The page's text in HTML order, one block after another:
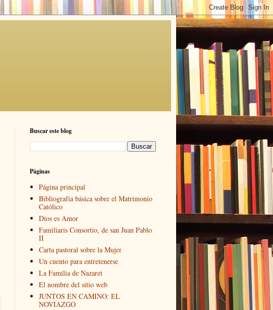
Buscar este blog
Páginas
Página principal
Bibliografía básica sobre el Matrimonio
Católico
Dios es Amor
Familiaris Consortio, de san Juan Pablo
II
Carta pastoral sobre la Mujer
Un cuento para entretenerse
La Familia de Nazaret
El nombre del sitio web
JUNTOS EN CAMINO: EL
NOVIAZGO